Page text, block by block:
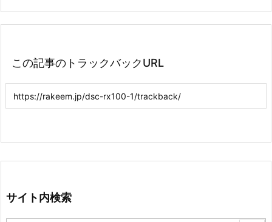
この記事のトラックバックURL
サイト内検索